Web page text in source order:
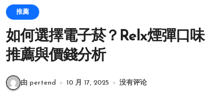
推薦
如何選擇電子菸？Relx煙彈口味
推薦與價錢分析
由 pertend 10 月 17, 2025 没有评论